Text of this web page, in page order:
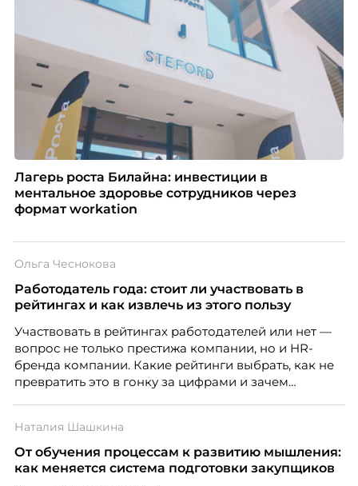
Лагерь роста Билайна: инвестиции в
ментальное здоровье сотрудников через
формат workation
Ольга Чеснокова
Работодатель года: стоит ли участвовать в
рейтингах и как извлечь из этого пользу
Участвовать в рейтингах работодателей или нет —
вопрос не только престижа компании, но и HR-
бренда компании. Какие рейтинги выбрать, как не
превратить это в гонку за цифрами и зачем
Чеснокова, HR-директор Right line.
Наталия Шашкина
От обучения процессам к развитию мышления:
как меняется система подготовки закупщиков